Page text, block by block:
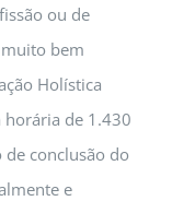
ou de
bem
Holística
horária de 1.430
de conclusão do
e